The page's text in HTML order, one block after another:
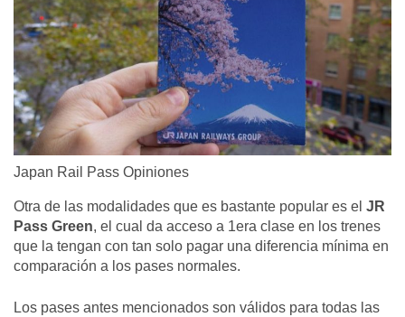
Japan Rail Pass Opiniones
Otra de las modalidades que es bastante popular es el JR
Pass Green, el cual da acceso a 1era clase en los trenes
que la tengan con tan solo pagar una diferencia mínima en
comparación a los pases normales.
Los pases antes mencionados son válidos para todas las